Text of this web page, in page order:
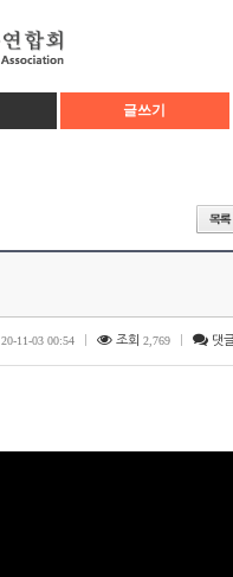
글쓰기
20-11-03 00:54 조회 2,769 댓